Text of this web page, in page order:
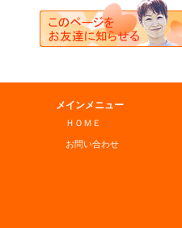
メインメニュー
ＨＯＭＥ
お問い合わせ